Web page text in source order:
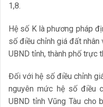
1,8.
Hệ số K là phương pháp
số điều chỉnh giá đất
UBND tỉnh, thành phố trực
Đối với hệ số điều chỉnh
nguyên mức hệ số điều
UBND tỉnh Vũng Tàu cho